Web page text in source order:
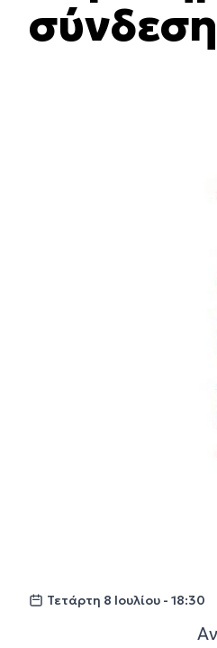
Τετάρτη 8 Ιουλίου - 18:30